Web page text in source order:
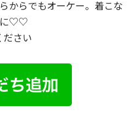
からでもオーケー。着こな
に♡♡
さい